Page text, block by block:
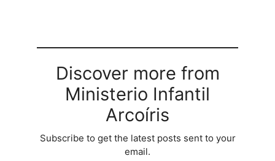
Discover more from
Ministerio Infantil
Arcoíris
Subscribe to get the latest posts sent to your
email.